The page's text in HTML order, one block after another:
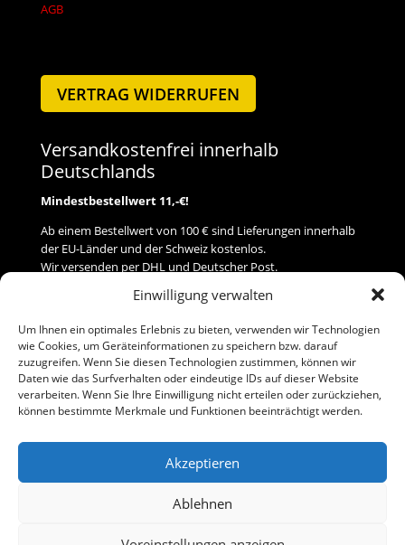
Einwilligung verwalten
Um Ihnen ein optimales Erlebnis zu bieten, verwenden wir Technologien
wie Cookies, um Geräteinformationen zu speichern bzw. darauf
zuzugreifen. Wenn Sie diesen Technologien zustimmen, können wir
Daten wie das Surfverhalten oder eindeutige IDs auf dieser Website
verarbeiten. Wenn Sie Ihre Einwilligung nicht erteilen oder zurückziehen,
können bestimmte Merkmale und Funktionen beeinträchtigt werden.
Akzeptieren
Ablehnen
AGB
VERTRAG WIDERRUFEN
Versandkostenfrei innerhalb
Deutschlands
Mindestbestellwert 11,-€!
Ab einem Bestellwert von 100 € sind Lieferungen innerhalb
der EU-Länder und der Schweiz kostenlos.
Wir versenden per DHL und Deutscher Post.
Versand
Zahlung
Baumann Modellspielwaren
Telefon (0 91 61) 33 84